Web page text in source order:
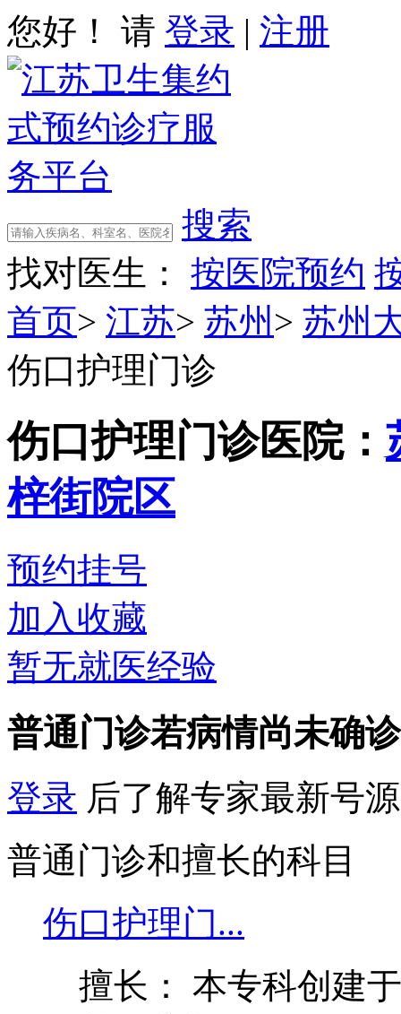
您好！ 请 登录 | 注册
搜索
找对医生：
按医院预约
首页> 江苏> 苏州 > 苏州
伤口护理门诊
伤口护理门诊医院：
梓街院区
预约挂号
加入收藏
暂无就医经验
普通门诊若病情尚未确
登录 后了解专家最新号
普通门诊和擅长的科目
伤口护理门...
擅长： 本专科创建